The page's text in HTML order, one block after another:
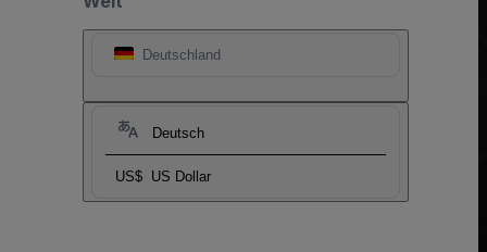
Deutschland
Deutsch
US$ US Dollar